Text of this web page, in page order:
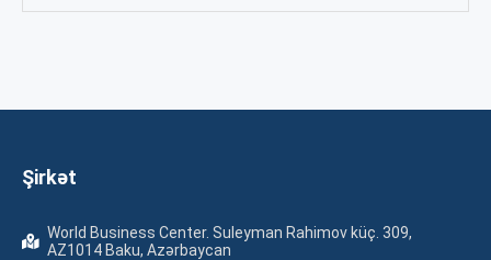
Şirkət
World Business Center. Suleyman Rahimov küç. 309,
AZ1014 Baku, Azərbaycan